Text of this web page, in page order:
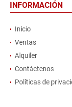
INFORMACIÓN
Inicio
Ventas
Alquiler
Contáctenos
Políticas de